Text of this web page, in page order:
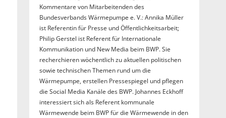
Kommentare von Mitarbeitenden des
Bundesverbands Wärmepumpe e. V.: Annika Müller
ist Referentin für Presse und Öffentlichkeitsarbeit;
Philip Gerstel ist Referent für Internationale
Kommunikation und New Media beim BWP. Sie
recherchieren wöchentlich zu aktuellen politischen
sowie technischen Themen rund um die
Wärmepumpe, erstellen Pressespiegel und pflegen
die Social Media Kanäle des BWP. Johannes Eckhoff
interessiert sich als Referent kommunale
Wärmewende beim BWP für die Wärmewende in den